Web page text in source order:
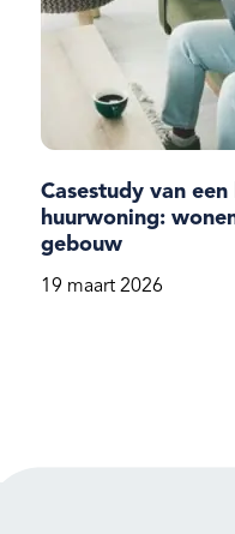
Casestudy van
huurwoning:
gebouw
19 maart 2026